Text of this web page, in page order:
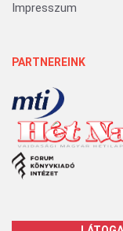
Impresszum
PARTNEREINK